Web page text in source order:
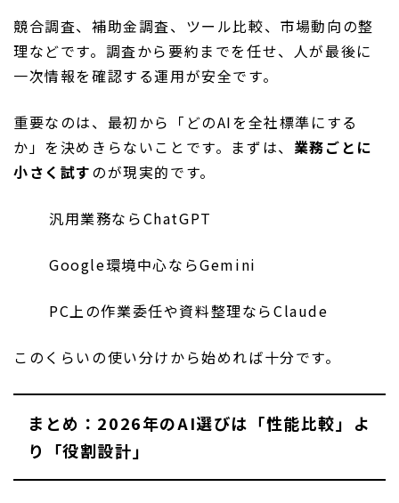
競合調査、補助金調査、ツール比較、市場動向の整
理などです。調査から要約までを任せ、人が最後に
一次情報を確認する運用が安全です。
重要なのは、最初から「どのAIを全社標準にする
か」を決めきらないことです。まずは、 業務ごとに
小さく試すのが現実的です。
汎用業務ならChatGPT
Google環境中心ならGemini
PC上の作業委任や資料整理ならClaude
このくらいの使い分けから始めれば十分です。
まとめ：2026年のAI選びは「性能比較」よ
り「役割設計」